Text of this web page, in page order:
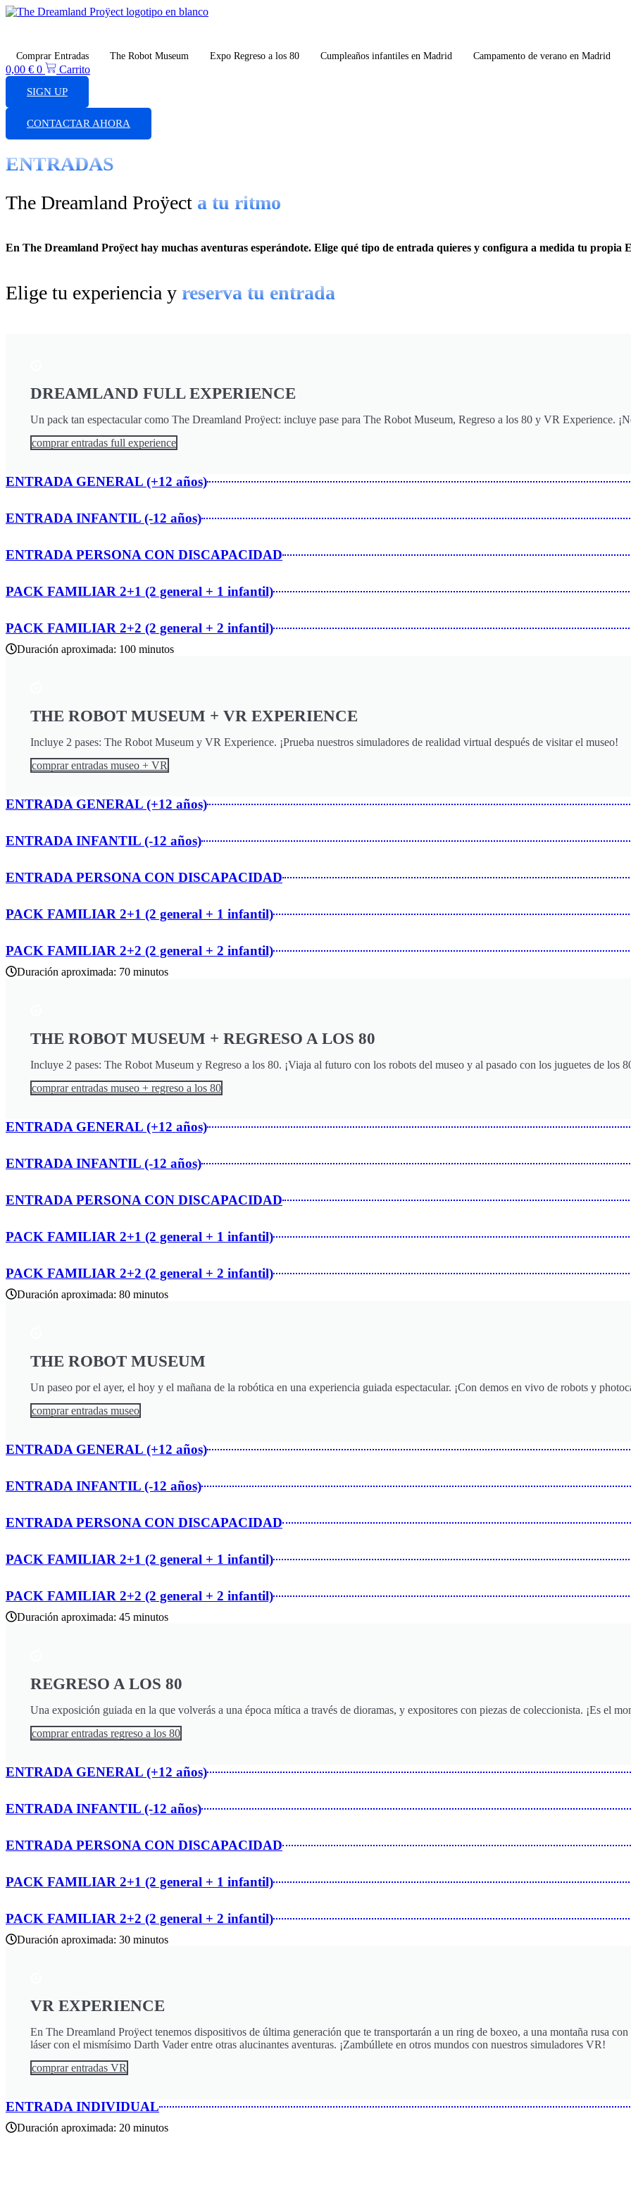
Ir
Comprar Entradas The Robot Museum Expo Regreso a los 80 Cumpleaños infantiles en Madrid Campamento de verano en Madrid
0,00 € 0 Carrito
SIGN UP
CONTACTAR AHORA
ENTRADAS
The Dreamland Proÿect a tu ritmo
En The Dreamland Proÿect hay muchas aventuras esperándote. Elige qué tipo de entrada quieres y configura a medida tu propia
Elige tu experiencia y reserva tu entrada
DREAMLAND FULL EXPERIENCE
Un pack tan espectacular como The Dreamland Proÿect: incluye pase para The Robot Museum, Regreso a los 80 y VR Experience.
comprar entradas full experience
ENTRADA GENERAL (+12 años)
ENTRADA INFANTIL (-12 años)
ENTRADA PERSONA CON DISCAPACIDAD
PACK FAMILIAR 2+1 (2 general + 1 infantil)
PACK FAMILIAR 2+2 (2 general + 2 infantil)
Duración aproximada: 100 minutos
THE ROBOT MUSEUM + VR EXPERIENCE
Incluye 2 pases: The Robot Museum y VR Experience. ¡Prueba nuestros simuladores de realidad virtual después de visitar el museo!
comprar entradas museo + VR
ENTRADA GENERAL (+12 años)
ENTRADA INFANTIL (-12 años)
ENTRADA PERSONA CON DISCAPACIDAD
PACK FAMILIAR 2+1 (2 general + 1 infantil)
PACK FAMILIAR 2+2 (2 general + 2 infantil)
Duración aproximada: 70 minutos
THE ROBOT MUSEUM + REGRESO A LOS 80
Incluye 2 pases: The Robot Museum y Regreso a los 80. ¡Viaja al futuro con los robots del museo y al pasado con los juguetes de los
comprar entradas museo + regreso a los 80
ENTRADA GENERAL (+12 años)
ENTRADA INFANTIL (-12 años)
ENTRADA PERSONA CON DISCAPACIDAD
PACK FAMILIAR 2+1 (2 general + 1 infantil)
PACK FAMILIAR 2+2 (2 general + 2 infantil)
Duración aproximada: 80 minutos
THE ROBOT MUSEUM
Un paseo por el ayer, el hoy y el mañana de la robótica en una experiencia guiada espectacular. ¡Con demos en vivo de robots y
comprar entradas museo
ENTRADA GENERAL (+12 años)
ENTRADA INFANTIL (-12 años)
ENTRADA PERSONA CON DISCAPACIDAD
PACK FAMILIAR 2+1 (2 general + 1 infantil)
PACK FAMILIAR 2+2 (2 general + 2 infantil)
Duración aproximada: 45 minutos
REGRESO A LOS 80
Una exposición guiada en la que volverás a una época mítica a través de dioramas, y expositores con piezas de coleccionista. ¡Es el
comprar entradas regreso a los 80
ENTRADA GENERAL (+12 años)
ENTRADA INFANTIL (-12 años)
ENTRADA PERSONA CON DISCAPACIDAD
PACK FAMILIAR 2+1 (2 general + 1 infantil)
PACK FAMILIAR 2+2 (2 general + 2 infantil)
Duración aproximada: 30 minutos
VR EXPERIENCE
En The Dreamland Proÿect tenemos dispositivos de última generación que te transportarán a un ring de boxeo, a una montaña rusa
láser con el mismísimo Darth Vader entre otras alucinantes aventuras. ¡Zambúllete en otros mundos con nuestros simuladores VR!
comprar entradas VR
ENTRADA INDIVIDUAL
Duración aproximada: 20 minutos